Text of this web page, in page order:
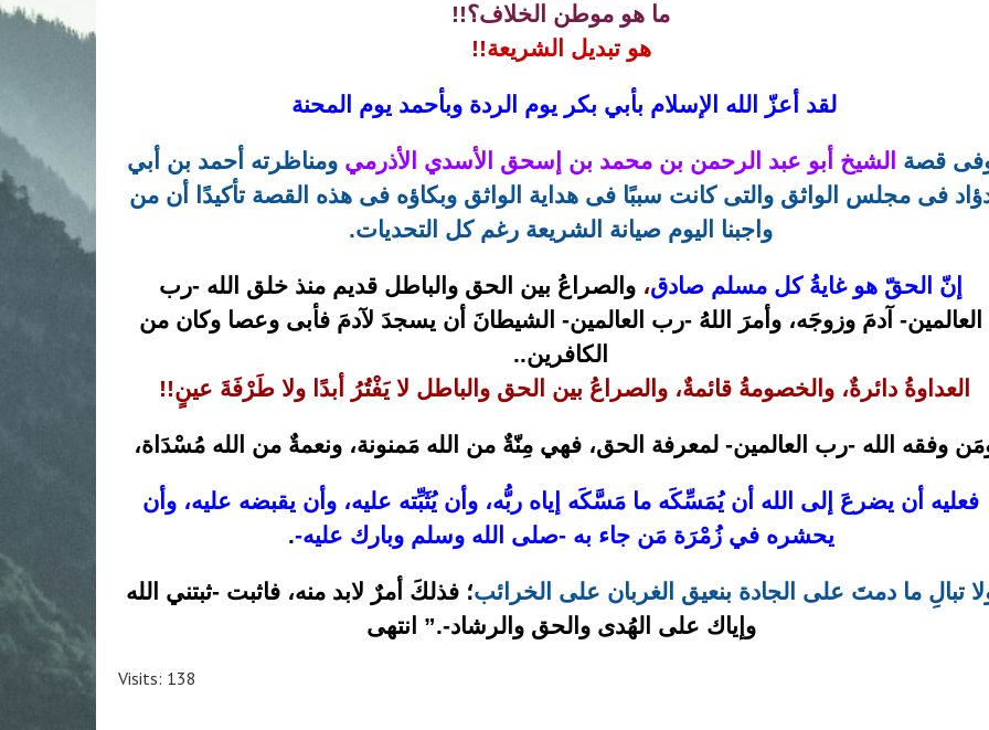
ما هو موطن الخلاف؟!!
هو تبديل الشريعة!!
لقد أعزّ الله الإسلام بأبي بكر يوم الردة وبأحمد يوم المحنة
قصة الشيخ أبو عبد الرحمن بن محمد بن إسحق الأسدي الأذرمي ومناظرته أحمد بن أبي
فى مجلس الواثق والتى كانت سببًا فى هداية الواثق وبكاؤه فى هذه القصة تأكيدًا أن من
واجبنا اليوم صيانة الشريعة رغم كل التحديات.
إنّ الحقّ هو غايةُ كل مسلم صادق، والصراعُ بين الحق والباطل قديم منذ خلق الله -رب
العالمين- آدمَ وزوجَه، وأمرَ اللهُ -رب العالمين- الشيطانَ أن يسجدَ لآدمَ فأبى وعصا وكان من
الكافرين..
العداوةُ دائرةٌ، والخصومةُ قائمةٌ، والصراعُ بين الحق والباطل لا يَفْتُرُ أبدًا ولا طَرْفَةَ عينٍ!!
وفقه الله -رب العالمين- لمعرفة الحق، فهي مِنّةٌ من الله مَمنونة، ونعمةٌ من الله مُسْدَاة،
فعليه أن يضرعَ إلى الله أن يُمَسِّكَه ما مَسَّكَه إياه ربُّه، وأن يُثَبِّته عليه، وأن يقبضه عليه، وأن
يحشره في زُمْرَة مَن جاء به -صلى الله وسلم وبارك عليه-.
تبالِ ما دمتَ على الجادة بنعيق الغربان على الخرائب؛ فذلكَ أمرٌ لابد منه، فاثبت -ثبتني الله
وإياك على الهُدى والحق والرشاد-.” انتهى
Visits: 138